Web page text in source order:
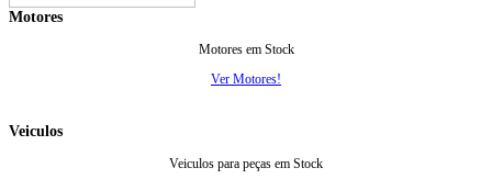
Motores
Motores em Stock
Ver Motores!
Veiculos
Veiculos para peças em Stock